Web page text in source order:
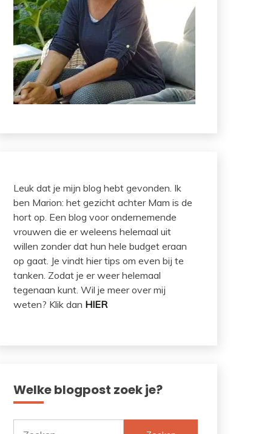
Leuk dat je mijn blog hebt gevonden. Ik
ben Marion: het gezicht achter Mam is de
hort op. Een blog voor ondernemende
vrouwen die er weleens helemaal uit
willen zonder dat hun hele budget eraan
op gaat. Je vindt hier tips om even bij te
tanken. Zodat je er weer helemaal
tegenaan kunt. Wil je meer over mij
weten? Klik dan HIER
Welke blogpost zoek je?